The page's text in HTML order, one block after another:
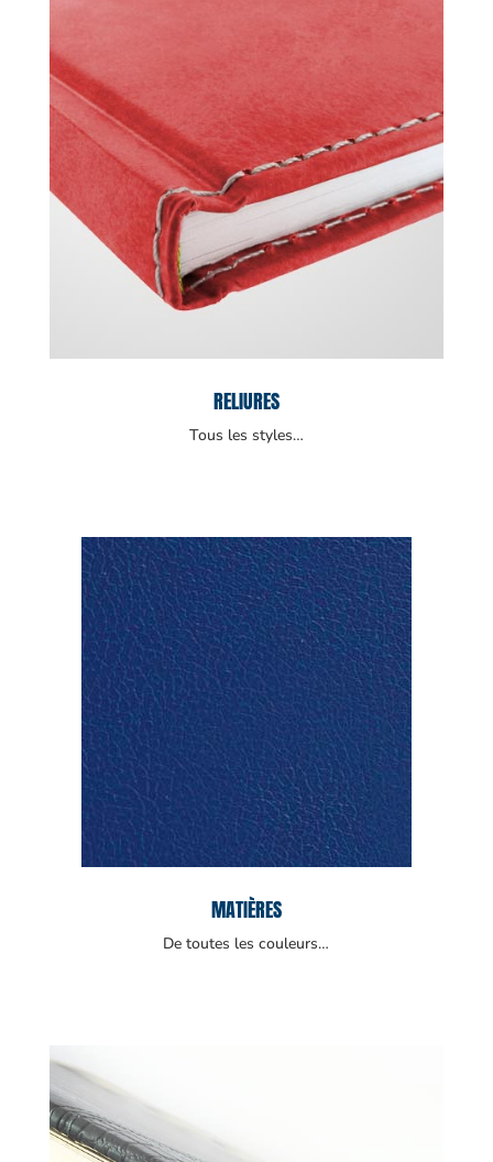
RELIURES
Tous les styles…
MATIÈRES
De toutes les couleurs…